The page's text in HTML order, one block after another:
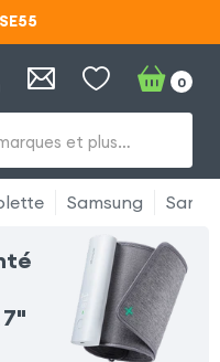
et plus…
0
Samsung
7"